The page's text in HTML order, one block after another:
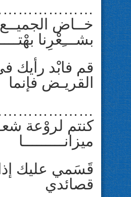
خــاض الجميــع
بشـــِعْرِنا
قم فابْد رأيك
القريـض فإنما
كنتم لروْعة
ميزانـــــــــا
قَسَمي عليك
قصائدي